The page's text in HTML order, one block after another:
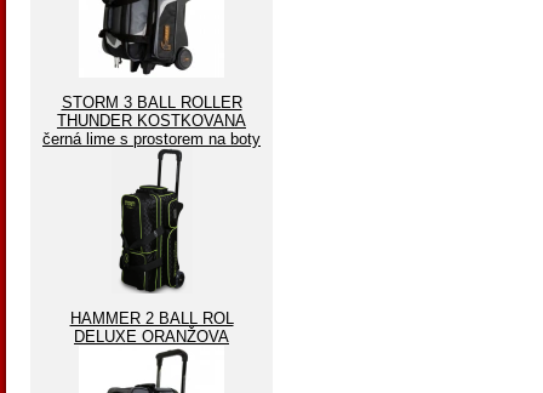
STORM 3 BALL ROLLER
THUNDER KOSTKOVANA
černá lime s prostorem na boty
HAMMER 2 BALL ROL
DELUXE ORANŽOVA